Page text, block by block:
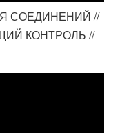
СОЕДИНЕНИЙ //
КОНТРОЛЬ //